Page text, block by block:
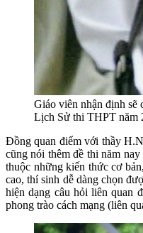
Giáo viên nhận định sẽ
Lịch Sử thi THPT năm
Đồng quan điểm với thầy
cũng nói thêm đề thi năm
thuộc những kiến thức cơ
cao, thí sinh dễ dàng chọn
hiện dạng câu hỏi liên quan
phong trào cách mạng (liên